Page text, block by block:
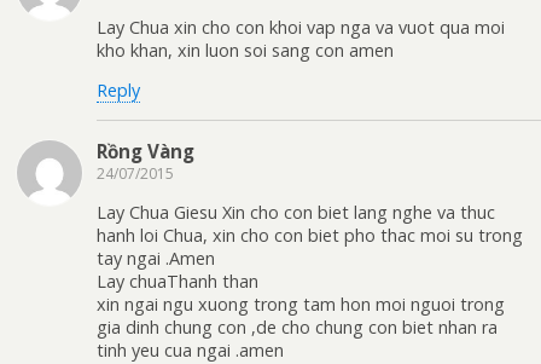
Lay Chua xin cho con khoi vap nga va vuot qua moi
kho khan, xin luon soi sang con amen
Reply
Rồng Vàng
24/07/2015
Lay Chua Giesu Xin cho con biet lang nghe va thuc
hanh loi Chua, xin cho con biet pho thac moi su trong
tay ngai .Amen
Lay chuaThanh than
xin ngai ngu xuong trong tam hon moi nguoi trong
gia dinh chung con ,de cho chung con biet nhan ra
tinh yeu cua ngai .amen